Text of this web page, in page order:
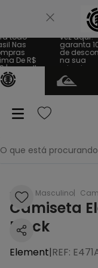
todo
Nas
De R$
| consulte
Sua
vez aqui?
garanta
de
na sua
primeira
compra
EL Masculino
Camiseta
Block
Element|REF:
termos mais
1º
bone
2º
moletom
3º
camiseta